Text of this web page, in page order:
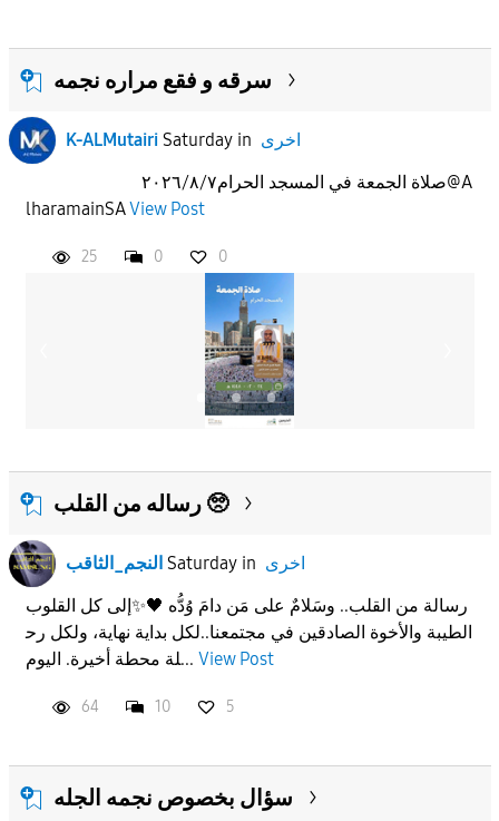
سرقه و فقع مراره نجمه
K-ALMutairi Saturdayin اخرى
lharamainSAView Post
25 0 0
رساله من القلب 🥺
النجم_الثاقب Saturdayin اخرى
رسالة من القلب.. وسَلامٌ على مَن دامَ وُدُّه 🖤✨إلى كل القلوب
الطيبة والأخوة الصادقين في مجتمعنا..لكل بداية نهاية، ولكل رح
لة محطة أخيرة. اليوم... View Post
64 10 5
سؤال بخصوص نجمه الجله